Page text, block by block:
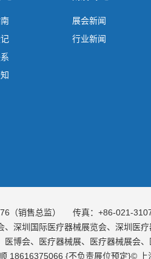
展会新闻
行业新闻
（销售总监） 传真：+86-021-
深圳国际医疗器械展览会、深圳医
博会、医疗器械展、医疗器械展会
18616375066 {不负责展位预定}©